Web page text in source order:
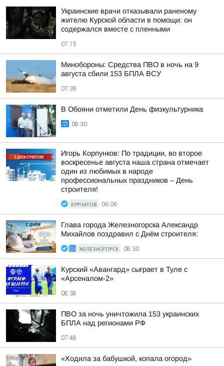
Украинские врачи отказывали раненому
жителю Курской области в помощи: он
содержался вместе с пленными
07:15
Минобороны: Средства ПВО в ночь на 9
августа сбили 153 БПЛА ВСУ
07:39
В Обояни отметили День физкультурника
08:30
Игорь Корпунков: По традиции, во второе
воскресенье августа наша страна отмечает
один из любимых в народе
профессиональных праздников – День
строителя!
КУРЧАТОВ 06:06
Глава города Железногорска Александр
Михайлов поздравил с Днём строителя:
ЖЕЛЕЗНОГОРСК 08:30
Курский «Авангард» сыграет в Туле с
«Арсеналом-2»
08:38
ПВО за ночь уничтожила 153 украинских
БПЛА над регионами РФ
07:48
«Ходила за бабушкой, копала огород»